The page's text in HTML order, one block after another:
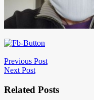
Previous Post
Next Post
Related Posts